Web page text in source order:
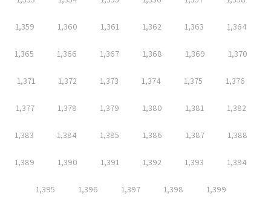
1,359 1,360 1,361 1,362 1,363 1,364
1,365 1,366 1,367 1,368 1,369 1,370
1,371 1,372 1,373 1,374 1,375 1,376
1,377 1,378 1,379 1,380 1,381 1,382
1,383 1,384 1,385 1,386 1,387 1,388
1,389 1,390 1,391 1,392 1,393 1,394
1,395 1,396 1,397 1,398 1,399